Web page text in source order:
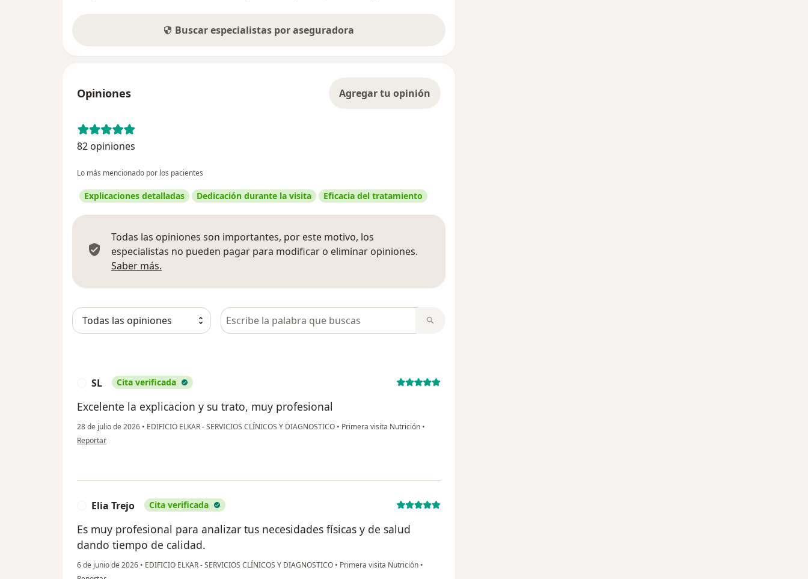
Buscar especialistas por aseguradora
Opiniones Agregar tu opinión
82 opiniones
Lo más mencionado por los pacientes
Explicaciones detalladas Dedicación durante la visita Eficacia del tratamiento
Todas las opiniones son importantes, por este motivo, los
especialistas no pueden pagar para modificar o eliminar opiniones.
Saber más.
Busca en opiniones
SL Cita verificada
Excelente la explicacion y su trato, muy profesional
28 de julio de 2026 • EDIFICIO ELKAR - SERVICIOS CLÍNICOS Y DIAGNOSTICO • Primera visita Nutrición •
en opinión del usuario SL
Reportar
Elia Trejo Cita verificada
Es muy profesional para analizar tus necesidades físicas y de salud
dando tiempo de calidad.
6 de junio de 2026 • EDIFICIO ELKAR - SERVICIOS CLÍNICOS Y DIAGNOSTICO • Primera visita Nutrición •
en opinión del usuario Elia Trejo